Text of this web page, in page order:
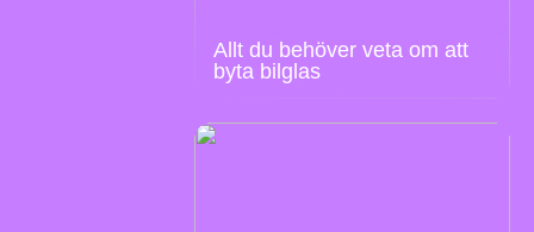
Allt du behöver veta om att
byta bilglas